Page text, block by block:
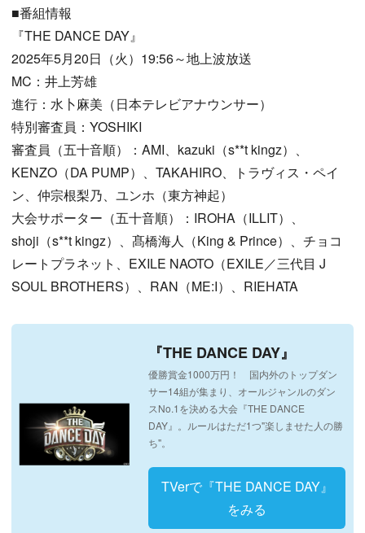
■番組情報
『THE DANCE DAY』
2025年5月20日（火）19:56～地上波放送
MC：井上芳雄
進行：水卜麻美（日本テレビアナウンサー）
特別審査員：YOSHIKI
審査員（五十音順）：AMI、kazuki（s**t kingz）、
KENZO（DA PUMP）、TAKAHIRO、トラヴィス・ペイ
ン、仲宗根梨乃、ユンホ（東方神起）
大会サポーター（五十音順）：IROHA（ILLIT）、
shoji（s**t kingz）、髙橋海人（King & Prince）、チョコ
レートプラネット、EXILE NAOTO（EXILE／三代目 J
SOUL BROTHERS）、RAN（ME:I）、RIEHATA
『THE DANCE DAY』
優勝賞金1000万円！ 国内外のトップダン
サー14組が集まり、オールジャンルのダン
スNo.1を決める大会『THE DANCE
DAY』。ルールはただ1つ"楽しませた人の勝
ち"。
TVerで『THE DANCE DAY』
をみる